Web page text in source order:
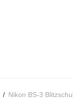
/ Nikon BS-3